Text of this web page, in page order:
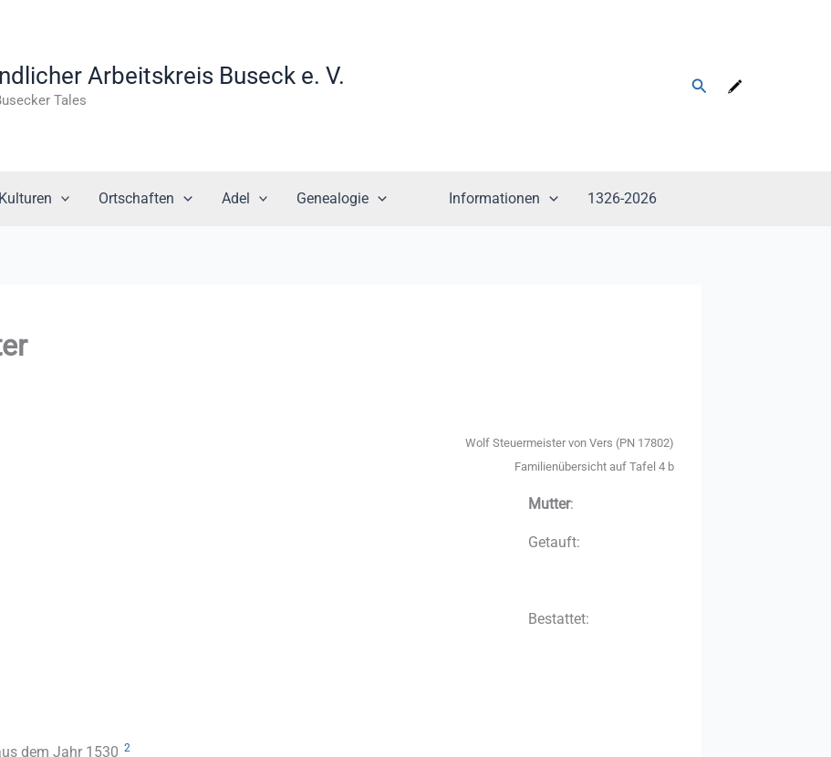
Arbeitskreis Buseck e. V.
Tales
Suchen
Kulturen Ortschaften Adel Genealogie Informationen 1326-2026
Wolf Steuermeister von Vers (PN 17802)
Familienübersicht auf Tafel 4 b
Mutter:
Getauft:
Bestattet:
dem Jahr 1530 2